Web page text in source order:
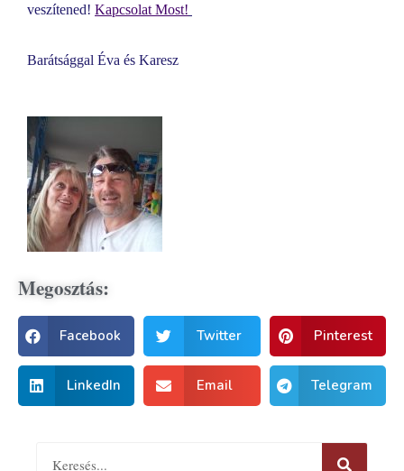
veszítened! Kapcsolat Most!
Barátsággal Éva és Karesz
Megosztás:
Facebook Twitter Pinterest
LinkedIn Email Telegram